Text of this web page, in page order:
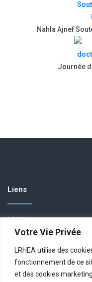
Votre Vie Privée
LRHEA utilise des
fonctionnement de ce
et des cookies
Nahla Ajnef
Journée
Liens
LRHEA
Offres de thèse
Séminaires